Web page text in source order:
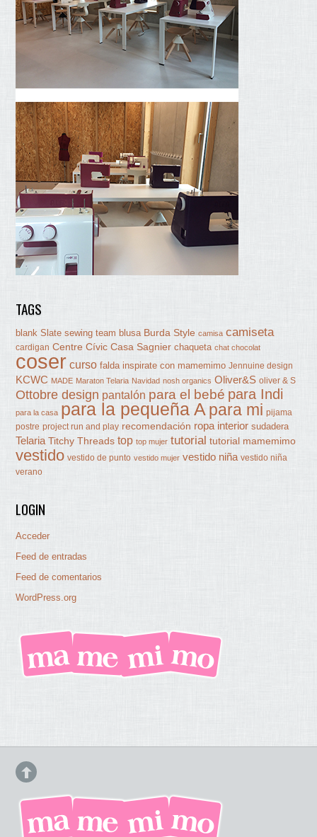
TAGS
blank Slate sewing team blusa Burda Style camisa camiseta
cardigan Centre Cívic Casa Sagnier chaqueta chat chocolat
coser curso falda inspirate con mamemimo Jennuine design
KCWC MADE Maraton Telaria Navidad nosh organics Oliver&S oliver & S
Ottobre design pantalón para el bebé para Indi
para la casa para la pequeña A para mi pijama
postre project run and play recomendación ropa interior sudadera
Telaria Titchy Threads top top mujer tutorial tutorial mamemimo
vestido vestido de punto vestido mujer vestido niña vestido niña
verano
LOGIN
Acceder
Feed de entradas
Feed de comentarios
WordPress.org